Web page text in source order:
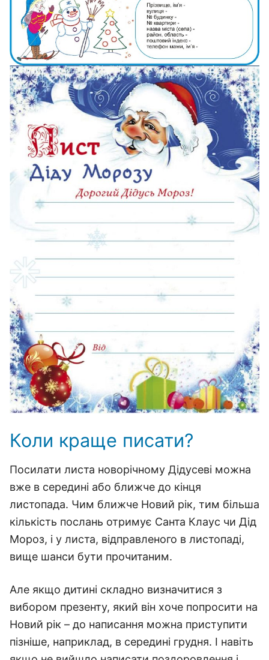
Коли краще писати?
Посилати листа новорічному Дідусеві можна
вже в середині або ближче до кінця
листопада. Чим ближче Новий рік, тим більша
кількість послань отримує Санта Клаус чи Дід
Мороз, і у листа, відправленого в листопаді,
вище шанси бути прочитаним.
Але якщо дитині складно визначитися з
вибором презенту, який він хоче попросити на
Новий рік – до написання можна приступити
пізніше, наприклад, в середині грудня. І навіть